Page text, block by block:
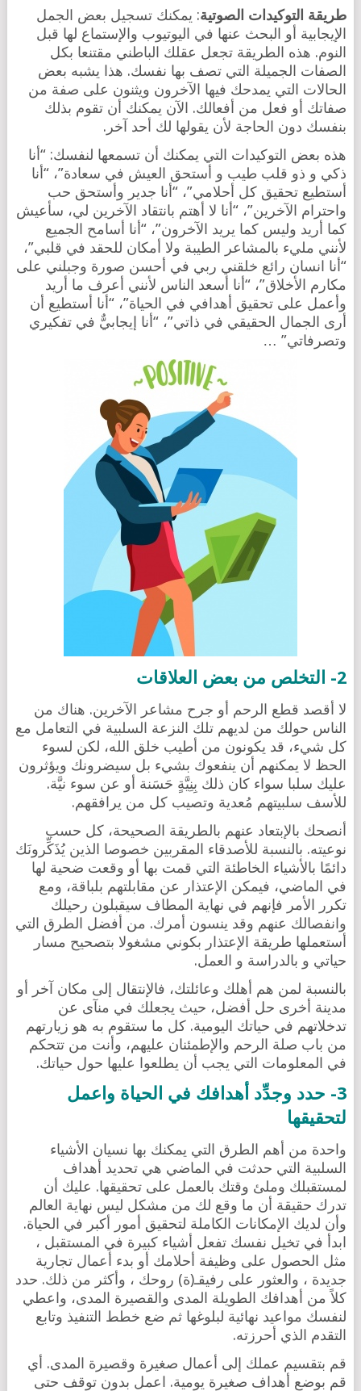
طريقة التوكيدات الصوتية: يمكنك تسجيل بعض الجمل
الإيجابية أو البحث عنها في اليوتيوب والإستماع لها قبل
النوم. هذه الطريقة تجعل عقلك الباطني مقتنعا بكل
الصفات الجميلة التي تصف بها نفسك. هذا يشبه بعض
الحالات التي يمدحك فيها الآخرون ويثنون على صفة من
صفاتك أو فعل من أفعالك. الآن يمكنك أن تقوم بذلك
بنفسك دون الحاجة لأن يقولها لك أحد آخر.
هذه بعض التوكيدات التي يمكنك أن تسمعها لنفسك: “أنا
ذكي و ذو قلب طيب و أستحق العيش في سعادة”، “أنا
أستطيع تحقيق كل أحلامي”، “أنا جدير وأستحق حب
واحترام الآخرين”، “أنا لا أهتم بانتقاد الآخرين لي، سأعيش
كما أريد وليس كما يريد الآخرون”، “أنا أسامح الجميع
لأنني مليء بالمشاعر الطيبة ولا أمكان للحقد في قلبي”،
“أنا انسان رائع خلقني ربي في أحسن صورة وجبلني على
مكارم الأخلاق”، “أنا أسعد الناس لأنني أعرف ما أريد
وأعمل على تحقيق أهدافي في الحياة”، “أنا أستطيع أن
أرى الجمال الحقيقي في ذاتي”، “أنا إيجابيٌّ في تفكيري
وتصرفاتي” …
2- التخلص من بعض العلاقات
لا أقصد قطع الرحم أو جرح مشاعر الآخرين. هناك من
الناس حولك من لديهم تلك النزعة السلبية في التعامل مع
كل شيء، قد يكونون من أطيب خلق الله، لكن لسوء
الحظ لا يمكنهم أن ينفعوك بشيء بل سيضرونك ويؤثرون
عليك سلبا سواء كان ذلك بِنِيَّةٍ حَسَنة أو عن سوء نيَّة.
للأسف سلبيتهم مُعدية وتصيب كل من يرافقهم.
أنصحك بالإبتعاد عنهم بالطريقة الصحيحة، كل حسب
نوعيته. بالنسبة للأصدقاء المقربين خصوصا الذين يُذَكِّرونَك
دائمًا بالأشياء الخاطئة التي قمت بها أو وقعت ضحية لها
في الماضي، فيمكن الإعتذار عن مقابلتهم بلباقة، ومع
تكرر الأمر فإنهم في نهاية المطاف سيقبلون رحيلك
وانفصالك عنهم وقد ينسون أمرك. من أفضل الطرق التي
أستعملها طريقة الإعتذار بكوني مشغولا بتصحيح مسار
حياتي و بالدراسة و العمل.
بالنسبة لمن هم أهلك وعائلتك، فالإنتقال إلى مكان آخر أو
مدينة أخرى حل أفضل، حيث يجعلك في منآى عن
تدخلاتهم في حياتك اليومية. كل ما ستقوم به هو زيارتهم
من باب صلة الرحم والإطمئنان عليهم، وأنت من تتحكم
في المعلومات التي يجب أن يطلعوا عليها حول حياتك.
3- حدد وجدِّد أهدافك في الحياة واعمل
لتحقيقها
واحدة من أهم الطرق التي يمكنك بها نسيان الأشياء
السلبية التي حدثت في الماضي هي تحديد أهداف
لمستقبلك وملئ وقتك بالعمل على تحقيقها. عليك أن
تدرك حقيقة أن ما وقع لك من مشكل ليس نهاية العالم
وأن لديك الإمكانات الكاملة لتحقيق أمور أكبر في الحياة.
ابدأ في تخيل نفسك تفعل أشياء كبيرة في المستقبل ،
مثل الحصول على وظيفة أحلامك أو بدء أعمال تجارية
جديدة ، والعثور على رفيقـ(ة) روحك ، وأكثر من ذلك. حدد
كلاً من أهدافك الطويلة المدى والقصيرة المدى، واعطي
لنفسك مواعيد نهائية لبلوغها ثم ضع خطط التنفيذ وتابع
التقدم الذي أحرزته.
قم بتقسيم عملك إلى أعمال صغيرة وقصيرة المدى. أي
قم بوضع أهداف صغيرة يومية. اعمل بدون توقف حتى